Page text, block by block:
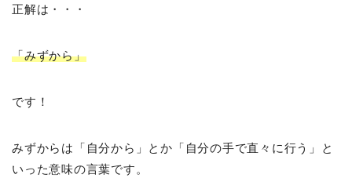
正解は・・・
「みずから」
です！
みずからは「自分から」とか「自分の手で直々に行う」と
いった意味の言葉です。